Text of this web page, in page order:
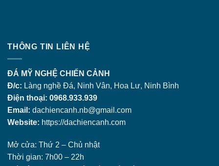
THÔNG TIN LIÊN HỆ
ĐÁ MỸ NGHỆ CHIẾN CẢNH
Đ/c: Làng nghề Đá, Ninh Vân, Hoa Lư, Ninh Bình
Điện thoại: 0968.933.939
Email: dachiencanh.nb@gmail.com
Website: https://dachiencanh.com
Mở cửa: Thứ 2 – Chủ nhật
Thời gian: 7h00 – 22h